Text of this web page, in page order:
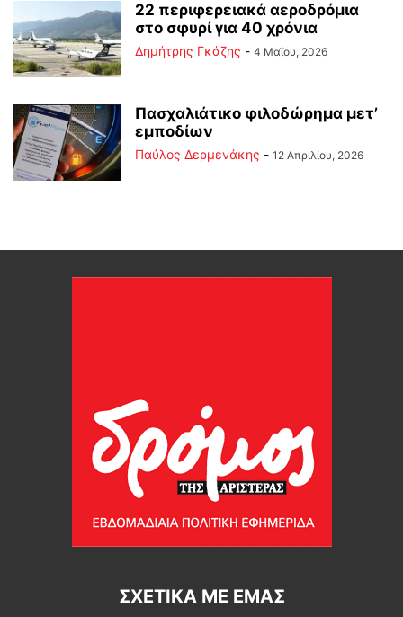
22 περιφερειακά αεροδρόμια
στο σφυρί για 40 χρόνια
Δημήτρης Γκάζης - 4 Μαΐου, 2026
Πασχαλιάτικο φιλοδώρημα μετ’
εμποδίων
Παύλος Δερμενάκης - 12 Απριλίου, 2026
ΣΧΕΤΙΚΆ ΜΕ ΕΜΆΣ